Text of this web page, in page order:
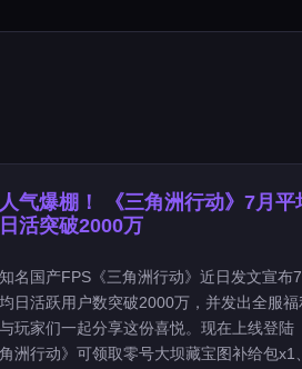
人气爆棚！ 《三角洲行动》7月平
日活突破2000万
知名国产FPS《三角洲行动》近日发文宣布
均日活跃用户数突破2000万，并发出全服福
与玩家们一起分享这份喜悦。现在上线登陆
角洲行动》可领取零号大坝藏宝图补给包x1